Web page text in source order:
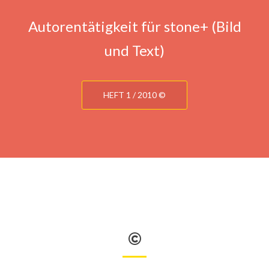
Autorentätigkeit für stone+ (Bild
und Text)
HEFT 1 / 2010 ©
©